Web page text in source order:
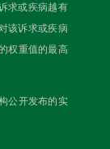
求或疾病越有
该诉求或疾病
权重值的最高
公开发布的实